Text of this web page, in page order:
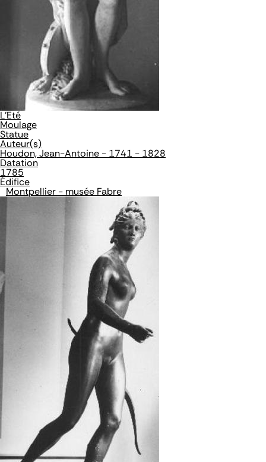
L'Eté
Moulage
Statue
Auteur(s)
Houdon, Jean-Antoine - 1741 - 1828
Datation
1785
Édifice
Montpellier - musée Fabre